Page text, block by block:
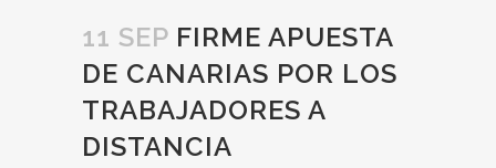
11 SEP FIRME APUESTA
DE CANARIAS POR LOS
TRABAJADORES A
DISTANCIA